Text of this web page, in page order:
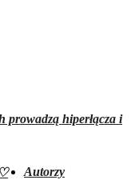
prowadzą hiperłącza i
♡ Autorzy